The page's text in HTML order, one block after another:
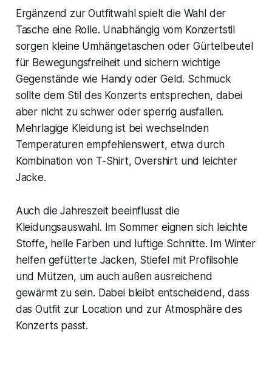
Ergänzend zur Outfitwahl spielt die Wahl der
Tasche eine Rolle. Unabhängig vom Konzertstil
sorgen kleine Umhängetaschen oder Gürtelbeutel
für Bewegungsfreiheit und sichern wichtige
Gegenstände wie Handy oder Geld. Schmuck
sollte dem Stil des Konzerts entsprechen, dabei
aber nicht zu schwer oder sperrig ausfallen.
Mehrlagige Kleidung ist bei wechselnden
Temperaturen empfehlenswert, etwa durch
Kombination von T-Shirt, Overshirt und leichter
Jacke.
Auch die Jahreszeit beeinflusst die
Kleidungsauswahl. Im Sommer eignen sich leichte
Stoffe, helle Farben und luftige Schnitte. Im Winter
helfen gefütterte Jacken, Stiefel mit Profilsohle
und Mützen, um auch außen ausreichend
gewärmt zu sein. Dabei bleibt entscheidend, dass
das Outfit zur Location und zur Atmosphäre des
Konzerts passt.